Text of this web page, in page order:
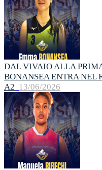
DAL VIVAIO ALLA
BONANSEA ENTRA NEL
A2 13/06/2026